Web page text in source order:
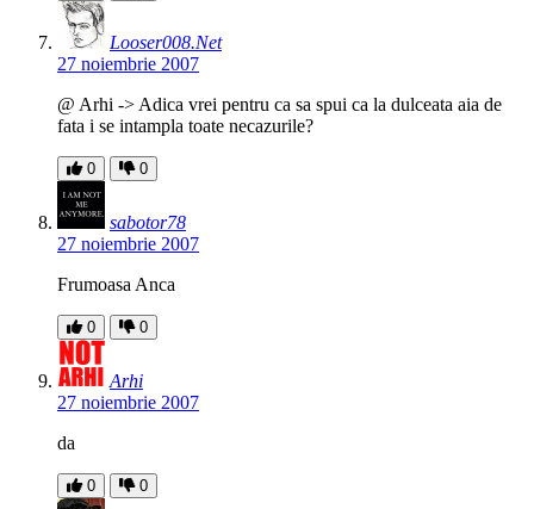
Looser008.Net
27 noiembrie 2007
@ Arhi -> Adica vrei pentru ca sa spui ca la dulceata aia de
fata i se intampla toate necazurile?
0 0
sabotor78
27 noiembrie 2007
Frumoasa Anca
0 0
Arhi
27 noiembrie 2007
da
0 0